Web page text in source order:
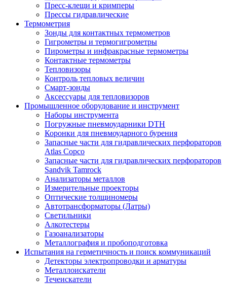
Пресс-клещи и кримперы
Прессы гидравлические
Термометрия
Зонды для контактных термометров
Гигрометры и термогигрометры
Пирометры и инфракрасные термометры
Контактные термометры
Тепловизоры
Контроль тепловых величин
Смарт-зонды
Аксессуары для тепловизоров
Промышленное оборудование и инструмент
Наборы инструмента
Погружные пневмоударники DTH
Коронки для пневмоударного бурения
Запасные части для гидравлических перфораторов
Atlas Copco
Запасные части для гидравлических перфораторов
Sandvik Tamrock
Анализаторы металлов
Измерительные проекторы
Оптические толщиномеры
Автотрансформаторы (Латры)
Светильники
Алкотестеры
Газоанализаторы
Металлография и пробоподготовка
Испытания на герметичность и поиск коммуникаций
Детекторы электропроводки и арматуры
Металлоискатели
Течеискатели